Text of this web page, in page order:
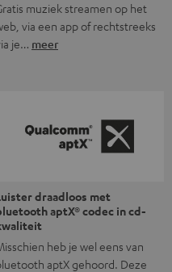
muziek streamen op het
via een app of rechtstreeks
je… meer
draadloos met
aptX® codec in cd-
heb je wel eens van
aptX gehoord. Deze